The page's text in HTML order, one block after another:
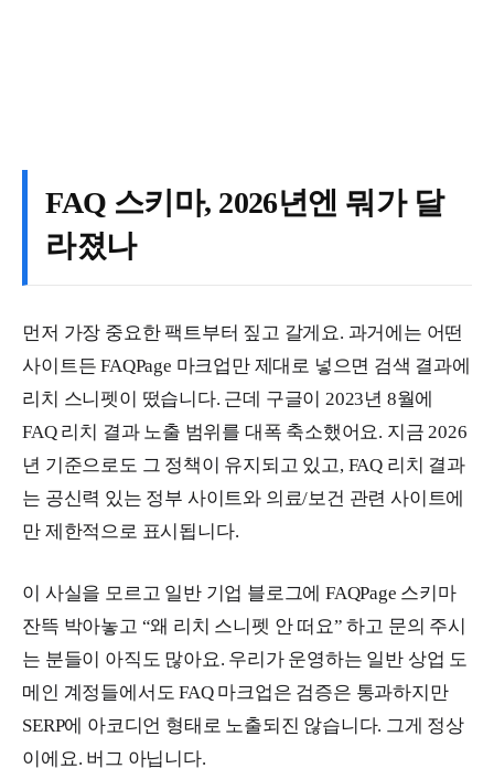
FAQ 스키마, 2026년엔 뭐가 달
라졌나
먼저 가장 중요한 팩트부터 짚고 갈게요. 과거에는 어떤
사이트든 FAQPage 마크업만 제대로 넣으면 검색 결과에
리치 스니펫이 떴습니다. 근데 구글이 2023년 8월에
FAQ 리치 결과 노출 범위를 대폭 축소했어요. 지금 2026
년 기준으로도 그 정책이 유지되고 있고, FAQ 리치 결과
는 공신력 있는 정부 사이트와 의료/보건 관련 사이트에
만 제한적으로 표시됩니다.
이 사실을 모르고 일반 기업 블로그에 FAQPage 스키마
잔뜩 박아놓고 “왜 리치 스니펫 안 떠요” 하고 문의 주시
는 분들이 아직도 많아요. 우리가 운영하는 일반 상업 도
메인 계정들에서도 FAQ 마크업은 검증은 통과하지만
SERP에 아코디언 형태로 노출되진 않습니다. 그게 정상
이에요. 버그 아닙니다.